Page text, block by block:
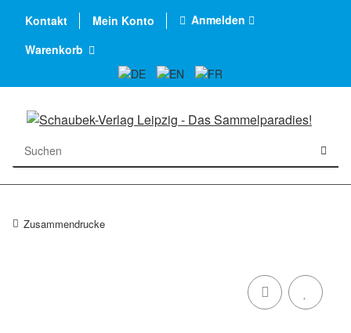
Kontakt Mein Konto
Anmelden
Warenkorb
Zusammendrucke